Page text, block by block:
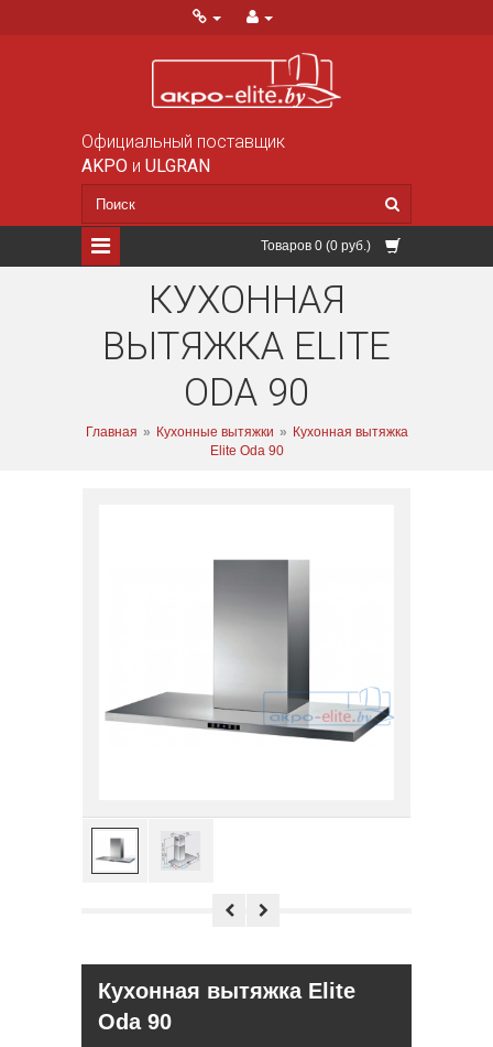
Официальный поставщик
AKPO и ULGRAN
Товаров 0 (0 руб.)
КУХОННАЯ
ВЫТЯЖКА ELITE
ODA 90
Главная » Кухонные вытяжки » Кухонная вытяжка
Elite Oda 90
Кухонная вытяжка Elite
Oda 90